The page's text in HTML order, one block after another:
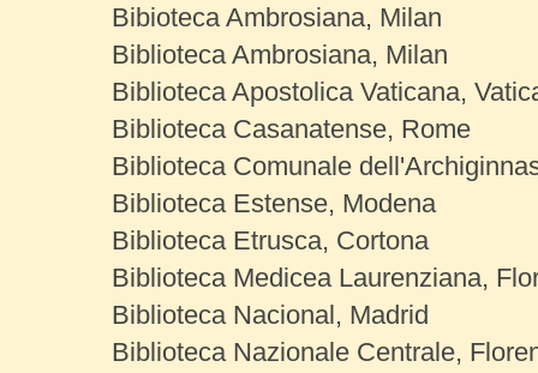
Bibioteca Ambrosiana, Milan
Biblioteca Ambrosiana, Milan
Biblioteca Apostolica Vaticana,
Biblioteca Casanatense, Rome
Biblioteca Comunale
Biblioteca Estense, Modena
Biblioteca Etrusca, Cortona
Biblioteca Medicea Laurenziana,
Biblioteca Nacional, Madrid
Biblioteca Nazionale Centrale,